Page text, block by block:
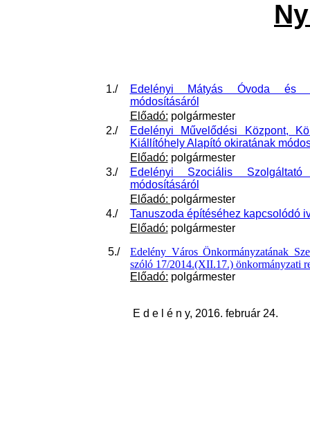
1./
Edelényi Mátyás Óvoda és
módosításáról
Előadó: polgármester
2./
Edelényi Művelődési Központ,
Kiállítóhely Alapító okiratának
Előadó: polgármester
3./
Edelényi Szociális
módosításáról
Előadó: polgármester
4./
Tanuszoda építéséhez kapcsolódó
Előadó: polgármester
5./
Edelény Város Önkormányzatának
szóló 17/2014.(XII.17.) önkormányzati
Előadó: polgármester
E d e l é n y, 2016. február 24.